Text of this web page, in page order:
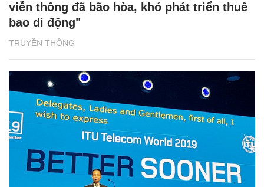
TRUYỀN THÔNG
viễn thông đã bão hòa, khó phát triển thuê
bao di động"